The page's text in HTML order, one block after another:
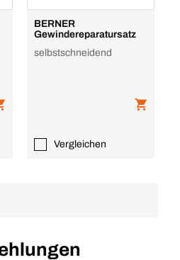
BERNER
Gewindereparatursatz
selbstschneidend
Vergleichen